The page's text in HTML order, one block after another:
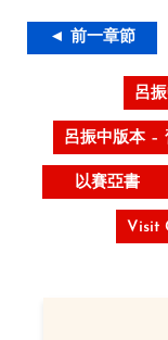
◄ 前一章節
呂
呂振中版本 –
以賽亞書
Visit